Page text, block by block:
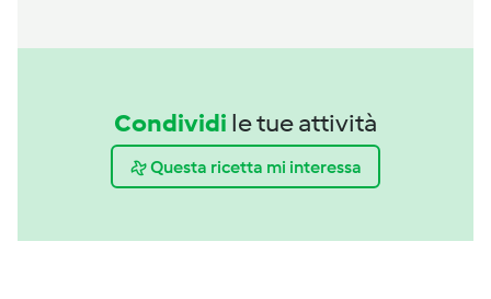
Condividi le tue attività
Questa ricetta mi interessa